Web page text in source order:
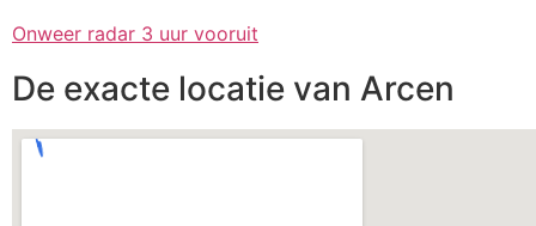
Onweer radar 3 uur vooruit
De exacte locatie van Arcen